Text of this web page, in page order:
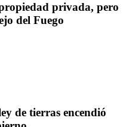
privada, pero
del Fuego
de tierras encendió